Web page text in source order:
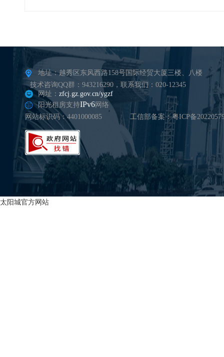
地址：越秀区东风西路158号国际经贸大厦三楼、八楼
技术咨询QQ群：943216290，联系我们：020-12345
网址： zfcj.gz.gov.cn/ygzf
阳光租房支持IPv6网络
网站标识码：4401000085
工信部备案：粤ICP备
太阳城官方网站